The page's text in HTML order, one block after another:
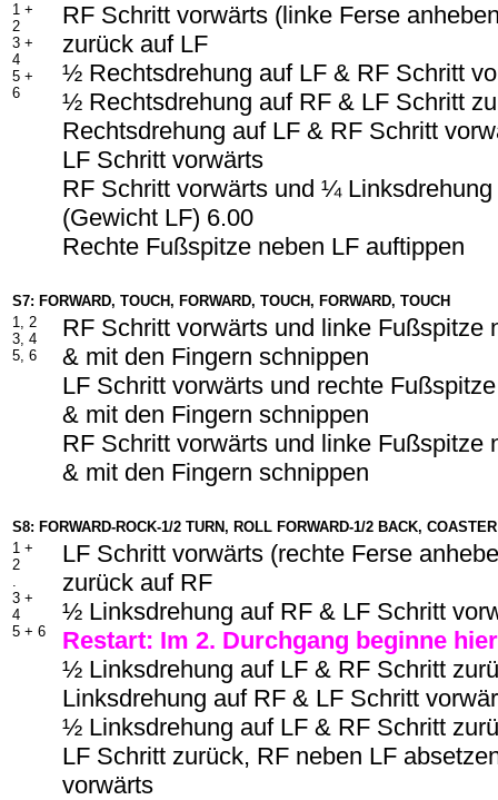
1 +
2
3 +
4
5 +
6
RF Schritt vorwärts (linke Ferse
zurück auf LF
½ Rechtsdrehung auf LF & RF Schritt
½ Rechtsdrehung auf RF & LF Schritt
Rechtsdrehung auf LF & RF Schritt
LF Schritt vorwärts
RF Schritt vorwärts und ¼
(Gewicht LF) 6.00
Rechte Fußspitze neben LF auftippen
S7: FORWARD, TOUCH, FORWARD, TOUCH, FORWARD, TOUCH
1, 2
3, 4
5, 6
RF Schritt vorwärts und linke Fußspitze
& mit den Fingern schnippen
LF Schritt vorwärts und rechte
& mit den Fingern schnippen
RF Schritt vorwärts und linke Fußspitze
& mit den Fingern schnippen
S8: FORWARD-ROCK-1/2 TURN, ROLL FORWARD-1/2 BACK,
1 +
2
.
3 +
4
5 + 6
LF Schritt vorwärts (rechte Ferse
zurück auf RF
½ Linksdrehung auf RF & LF Schritt
Restart: Im 2. Durchgang beginne
½ Linksdrehung auf LF & RF Schritt
Linksdrehung auf RF & LF Schritt
½ Linksdrehung auf LF & RF Schritt
LF Schritt zurück, RF neben LF
vorwärts